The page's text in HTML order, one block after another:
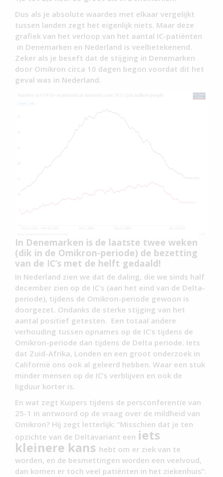
Dus als je absolute waardes met elkaar vergelijkt
tussen landen zegt het eigenlijk niets. Maar deze
grafiek van het verloop van het aantal IC-patiënten
in Denemarken en Nederland is veelbetekenend.
Zeker als je beseft dat de stijging in Denemarken
door Omikron circa 10 dagen begon voordat dit het
geval was in Nederland.
In Denemarken is de laatste twee weken
(dik in de Omikron-periode) de bezetting
van de IC’s met de helft gedaald!
In Nederland zien we dat de daling, die we sinds half
december zien op de IC’s (aan het eind van de Delta-
periode), tijdens de Omikron-periode gewoon is
doorgezet. Ondanks de sterke stijging van het
aantal positief getesten. Een totaal andere
verhouding tussen opnames op de IC’s tijdens de
Omikron-periode dan tijdens de Delta periode. Iets
dat Zuid-Afrika, Londen en een groot onderzoek in
Californië ons ook al geleerd hebben. Waar een stuk
minder mensen op de IC’s verblijven en ook de
ligduur korter is.
En wat zegt Kuipers tijdens de persconferentie van
25-1 in antwoord op de vraag over de mildheid van
Omikron? Hij zegt letterlijk: “Misschien dat je ten
opzichte van de Deltavariant een iets
kleinere kans hebt om er ziek van te
worden, en de besmettingen worden een veelvoud,
dan komen er toch veel patiënten in het ziekenhuis”.